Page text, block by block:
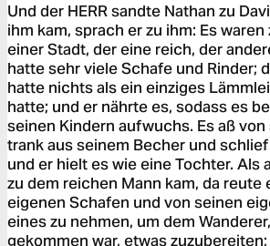
Und der HERR sandte Nathan zu
ihm kam, sprach er zu ihm: Es
einer Stadt, der eine reich, der
hatte sehr viele Schafe und Rinder;
hatte nichts als ein einziges
hatte; und er nährte es, sodass es
seinen Kindern aufwuchs. Es aß
trank aus seinem Becher und
und er hielt es wie eine Tochter. Als
zu dem reichen Mann kam, da reute
eigenen Schafen und von seinen
eines zu nehmen, um dem
gekommen war, etwas